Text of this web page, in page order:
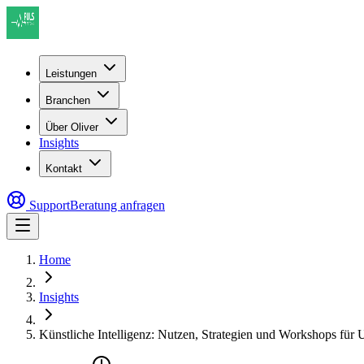
Leistungen
Branchen
Über Oliver
Insights
Kontakt
SupportBeratung anfragen
Home
Insights
Künstliche Intelligenz: Nutzen, Strategien und Workshops für